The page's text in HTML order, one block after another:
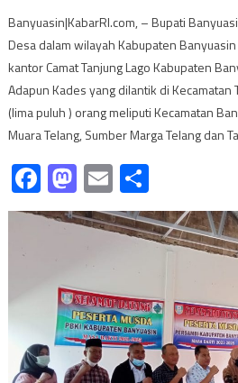
Banyuasin|KabarRI.com, – Bupati
Desa dalam wilayah Kabupaten
kantor Camat Tanjung Lago Kabupaten
Adapun Kades yang dilantik di Kecamatan
(lima puluh ) orang meliputi Kecamatan
Muara Telang, Sumber Marga Telang dan
Facebook
Mastodon
Email